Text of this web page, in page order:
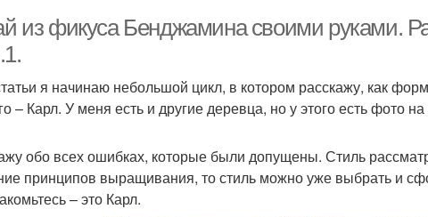
из фикуса Бенджамина своими руками.
я начинаю небольшой цикл, в котором расскажу, как
– Карл. У меня есть и другие деревца, но у этого есть фото
обо всех ошибках, которые были допущены. Стиль
принципов выращивания, то стиль можно уже выбрать и
– это Карл.